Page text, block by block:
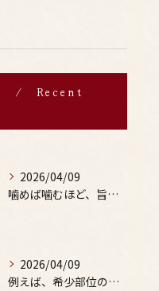
Recent
2026/04/09
噛めば噛むほど、旨みがあふれる。
2026/04/09
例えば、希少部位の串を試したり、季節限定の地酒を味わったりす...